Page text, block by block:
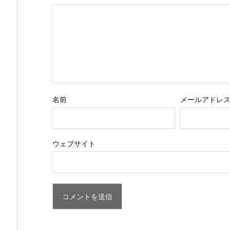
名前 メールアドレス
ウェブサイト